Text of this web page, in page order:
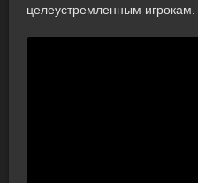
целеустремленным игрокам.